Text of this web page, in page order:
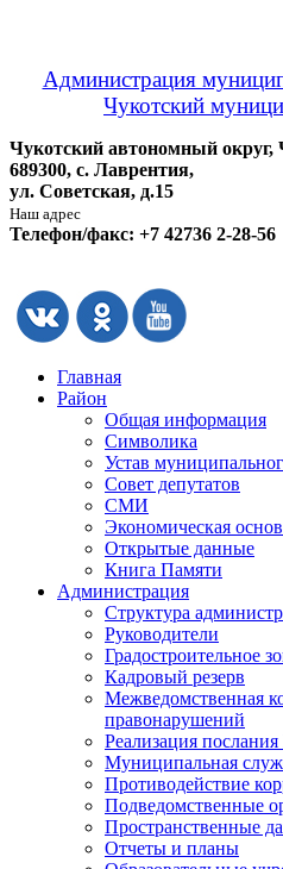
Администрация
Чукотский
Чукотский автономный округ,
689300, с. Лаврентия,
ул. Советская, д.15
Наш адрес
Телефон/факс: +7 42736 2-28-56
Главная
Район
Общая информация
Символика
Устав
Совет депутатов
СМИ
Экономическая
Открытые данные
Книга Памяти
Администрация
Структура
Руководители
Градостроительное
Кадровый резерв
Межведомственная
правонарушений
Реализация
Муниципальная
Противодействие
Подведомственные
Пространственные
Отчеты и планы